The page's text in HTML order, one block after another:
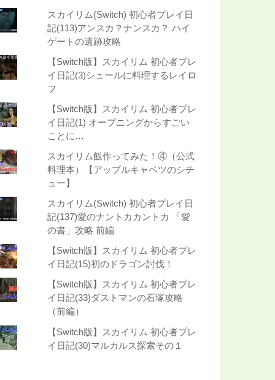
スカイリム(Switch) 初心者プレイ日
記(113)アンスカ？ナンスカ？ ハイ
ゲートの遺跡攻略
【Switch版】スカイリム 初心者プレ
イ日記(3)シュールに料理するレイロ
フ
【Switch版】スカイリム 初心者プレ
イ日記(1) オープニングからすごい
ことに…
スカイリム飯作ってみた！④（公式
料理本）【アップルキャベツのシチ
ュー】
スカイリム(Switch) 初心者プレイ日
記(137)愛のナントカカントカ 「愛
の書」攻略 前編
【Switch版】スカイリム 初心者プレ
イ日記(15)初のドラゴン討伐！
【Switch版】スカイリム 初心者プレ
イ日記(33)ダストマンの石塚攻略
（前編）
【Switch版】スカイリム 初心者プレ
イ日記(30)マルカルス探索その１